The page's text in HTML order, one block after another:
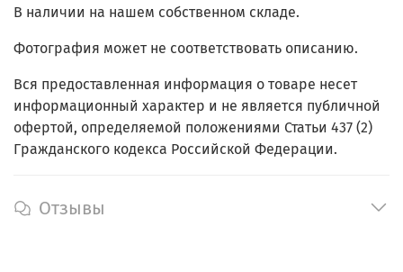
В наличии на нашем собственном складе.
Фотография может не соответствовать описанию.
Вся предоставленная информация о товаре несет
информационный характер и не является публичной
офертой, определяемой положениями Статьи 437 (2)
Гражданского кодекса Российской Федерации.
Отзывы